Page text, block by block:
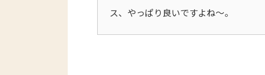
ス、やっぱり良いですよね〜。